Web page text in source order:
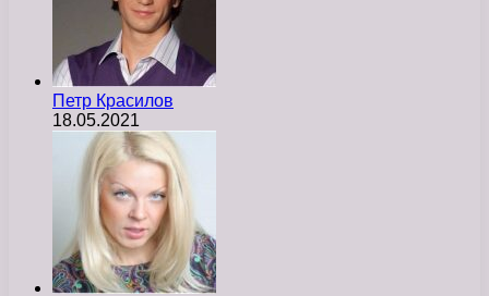
Петр Красилов
18.05.2021